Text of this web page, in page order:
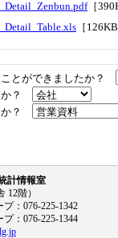
［
［
とができましたか？
か？
か？
計情報室
階）
：076-225-1342
：076-225-1344